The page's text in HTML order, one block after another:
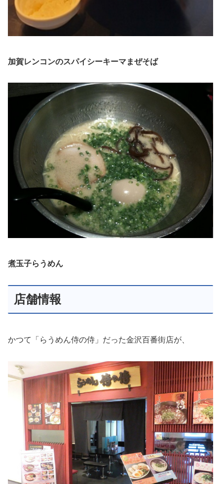
加賀レンコンのスパイシーキーマまぜそば
煮玉子らうめん
店舗情報
かつて「らうめん侍の侍」だった金沢百番街店が、